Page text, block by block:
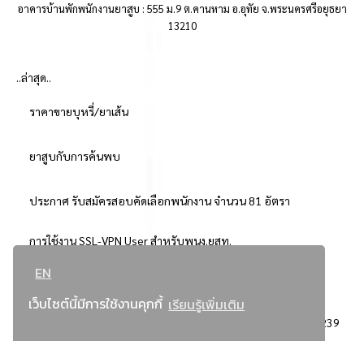
EN
เว็บไซต์นี้มีการใช้งานคุกกี้ เรียนรู้เพิ่มเติม
อาคารบ้านพักพนักงานยาสูบ : 555 ม.9 ต.คานหาม อ.อุทัย จ.พระนครศรีอยุธยา
13210
..ล่าสุด..
ราคาขายบุหรี่/ยาเส้น
ยาสูบกับการค้นพบ
ประกาศ รับสมัครสอบคัดเลือกพนักงาน จำนวน 81 อัตรา
การใช้งาน SSL-VPN User สำหรับพนง.ยสท.
..ยอดนิยม..
3239